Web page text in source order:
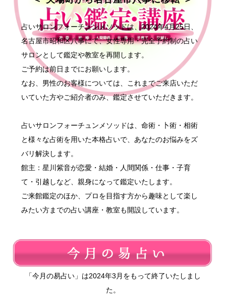
占いサロンフォーチュンメソッドは、2024年4月25日、
名古屋市昭和区八事にて、女性専用・完全予約制の占い
サロンとして鑑定や教室を再開します。
ご予約は前日までにお願いします。
なお、男性のお客様については、これまでご来店いただ
いていた方やご紹介者のみ、鑑定させていただきます。
占いサロンフォーチュンメソッドは、命術・卜術・相術
と様々な占術を用いた本格占いで、あなたのお悩みをズ
バリ解決します。
館主：星川紫音が恋愛・結婚・人間関係・仕事・子育
て・引越しなど、親身になって鑑定いたします。
ご来館鑑定のほか、プロを目指す方から趣味として楽し
みたい方までの占い講座・教室も開設しています。
「今月の易占い 」は2024年3月をもって終了いたしまし
た。